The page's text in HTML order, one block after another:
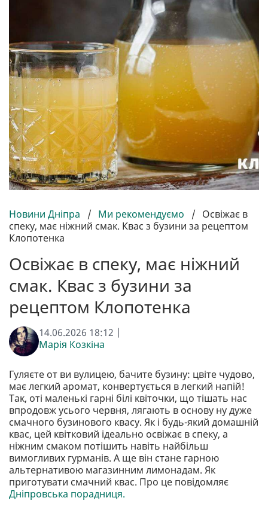
Новини Дніпра / Ми рекомендуємо / Освіжає в
спеку, має ніжний смак. Квас з бузини за рецептом
Клопотенка
Освіжає в спеку, має ніжний
смак. Квас з бузини за
рецептом Клопотенка
14.06.2026 18:12 |
Марія Козкіна
Гуляєте от ви вулицею, бачите бузину: цвіте чудово,
має легкий аромат, конвертується в легкий напій!
Так, оті маленькі гарні білі квіточки, що тішать нас
впродовж усього червня, лягають в основу ну дуже
смачного бузинового квасу. Як і будь-який домашній
квас, цей квітковий ідеально освіжає в спеку, а
ніжним смаком потішить навіть найбільш
вимогливих гурманів. А ще він стане гарною
альтернативою магазинним лимонадам. Як
приготувати смачний квас. Про це повідомляє
Дніпровська порадниця.